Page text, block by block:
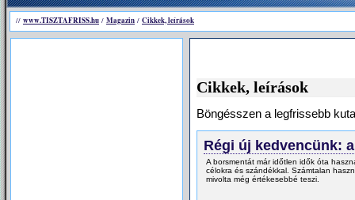
// www.TISZTAFRISS.hu / Magazin / Cikkek, leírások
Cikkek, leírások
Böngésszen a legfrissebb
Régi új kedvencünk:
A borsmentát már időtlen idők óta
célokra és szándékkal. Számtalan
mivolta még értékesebbé teszi.